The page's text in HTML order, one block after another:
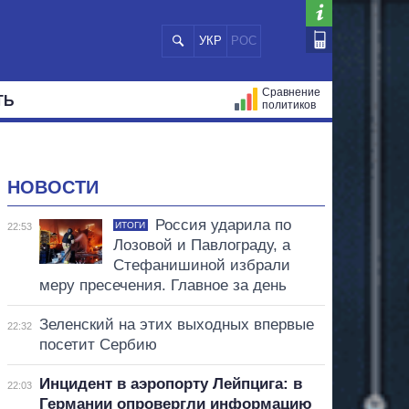
УКР РОС
Сравнение
политиков
НОВОСТИ
22:53 ИТОГИ
Россия ударила по
Лозовой и Павлограду, а
Стефанишиной избрали
меру пресечения. Главное за день
22:32
Зеленский на этих выходных впервые
посетит Сербию
22:03
Инцидент в аэропорту Лейпцига: в
Германии опровергли информацию